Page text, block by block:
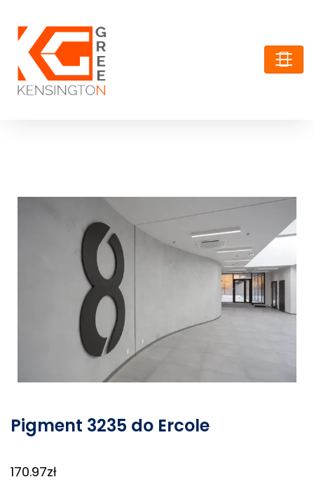
Pigment 3235 do Ercole
170.97zł